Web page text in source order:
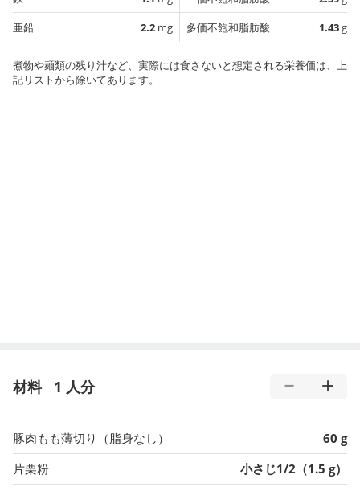
亜鉛
2.2 mg
多価不飽和脂肪酸
1.43g
煮物や麺類の残り汁など、実際には食さないと想定される栄養価は、上
記リストから除いてあります。
材料 1 人分
豚肉もも薄切り（脂身なし）
60 g
片栗粉
小さじ1/2（1.5 g）